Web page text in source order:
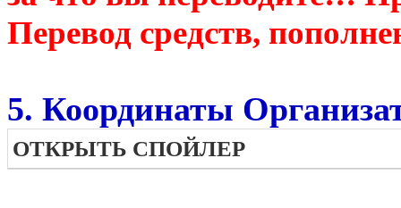
Перевод средств,
5. Координаты
ОТКРЫТЬ СПОЙЛЕР